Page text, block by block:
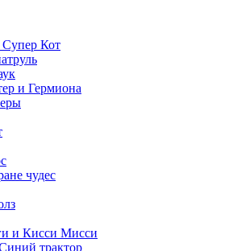
Кот
и Гермиона
чудес
и Кисси Мисси
трактор